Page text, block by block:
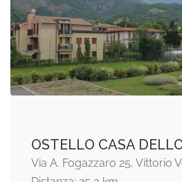
OSTELLO CASA
Via A. Fogazzaro 25, Vittorio